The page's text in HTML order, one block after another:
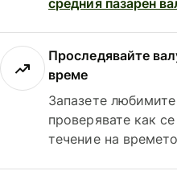
Проследявайте
време
Запазете
проверявате как
течение на